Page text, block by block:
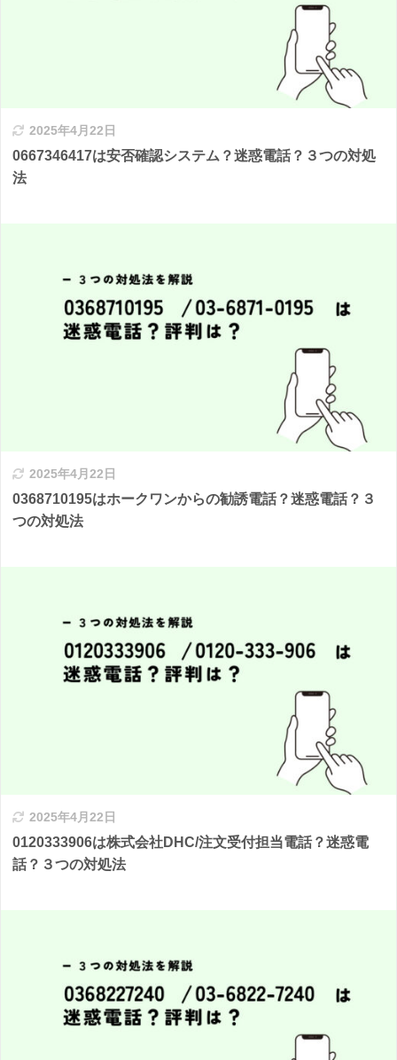
2025年4月22日
0667346417は安否確認システム？迷惑電話？３つの対処
法
2025年4月22日
0368710195はホークワンからの勧誘電話？迷惑電話？３
つの対処法
2025年4月22日
0120333906は株式会社DHC/注文受付担当電話？迷惑電
話？３つの対処法